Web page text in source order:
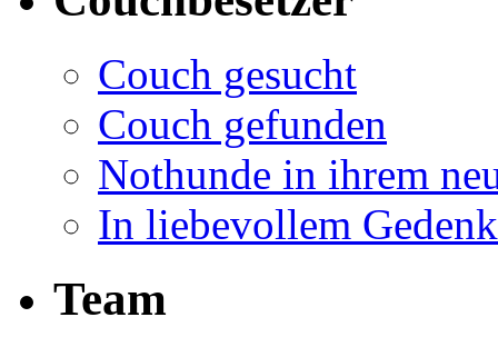
Couch gesucht
Couch gefunden
Nothunde in ihrem
In liebevollem
Team